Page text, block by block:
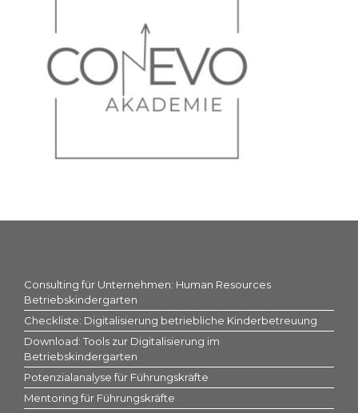
Consulting für Unternehmen: Human Resources
Betriebskindergarten
Checkliste: Digitalisierung betriebliche Kinderbetreuung
Download: Tools zur Digitalisierung im
Betriebskindergarten
Potenzialanalyse für Führungskräfte
Mentoring für Führungskräfte